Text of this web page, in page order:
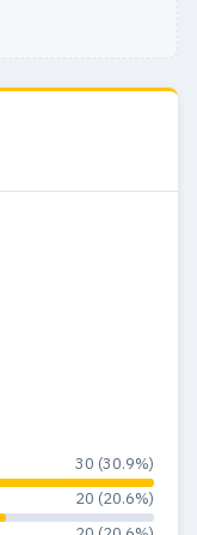
30 (30.9%)
20 (20.6%)